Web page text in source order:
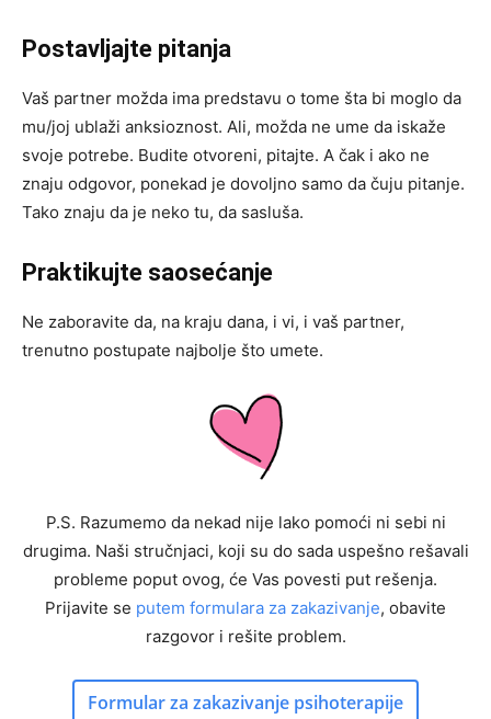
Postavljajte pitanja
Vaš partner možda ima predstavu o tome šta bi moglo da
mu/joj ublaži anksioznost. Ali, možda ne ume da iskaže
svoje potrebe. Budite otvoreni, pitajte. A čak i ako ne
znaju odgovor, ponekad je dovoljno samo da čuju pitanje.
Tako znaju da je neko tu, da sasluša.
Praktikujte saosećanje
Ne zaboravite da, na kraju dana, i vi, i vaš partner,
trenutno postupate najbolje što umete.
P.S. Razumemo da nekad nije lako pomoći ni sebi ni
drugima. Naši stručnjaci, koji su do sada uspešno rešavali
probleme poput ovog, će Vas povesti put rešenja.
Prijavite se putem formulara za zakazivanje, obavite
razgovor i rešite problem.
Formular za zakazivanje psihoterapije